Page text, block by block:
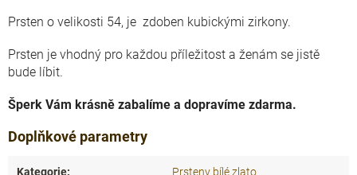
Prsten o velikosti 54, je zdoben kubickými zirkony.
Prsten je vhodný pro každou příležitost a ženám se jistě
bude líbit.
Šperk Vám krásně zabalíme a dopravíme zdarma.
Doplňkové parametry
Kategorie: Prsteny bílé zlato